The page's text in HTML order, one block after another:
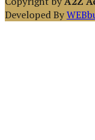
Developed By